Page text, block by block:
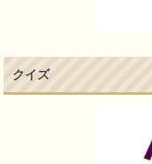
クイズ